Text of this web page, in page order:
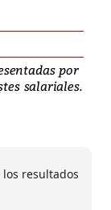
por
salariales.
resultados